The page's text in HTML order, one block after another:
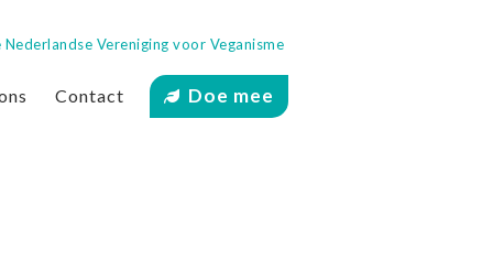
Vereniging voor Veganisme
Contact Doe mee